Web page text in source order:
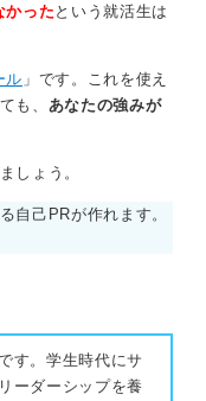
かった という就活生は
ル 」です。これを使え
も、 あなたの強みが
しょう。
自己PRが作れます。
す。学生時代にサ
ーダーシップを養